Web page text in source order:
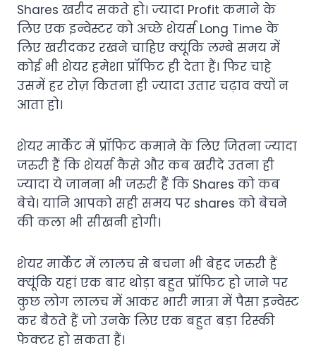
Shares खरीद सकते हो। ज्यादा Profit कमाने के
लिए एक इन्वेस्टर को अच्छे शेयर्स Long Time के
लिए खरीदकर रखने चाहिए क्यूंकि लम्बे समय में
कोई भी शेयर हमेशा प्रॉफिट ही देता हैं। फिर चाहे
उसमें हर रोज़ कितना ही ज्यादा उतार चढ़ाव क्यों न
आता हो।
शेयर मार्केट में प्रॉफिट कमाने के लिए जितना ज्यादा
जरुरी हैं कि शेयर्स कैसे और कब खरीदे उतना ही
ज्यादा ये जानना भी जरुरी हैं कि Shares को कब
बेचे। यानि आपको सही समय पर shares को बेचने
की कला भी सीखनी होगी।
शेयर मार्केट में लालच से बचना भी बेहद जरुरी हैं
क्यूंकि यहां एक बार थोड़ा बहुत प्रॉफिट हो जाने पर
कुछ लोग लालच में आकर भारी मात्रा में पैसा इन्वेस्ट
कर बैठते हैं जो उनके लिए एक बहुत बड़ा रिस्की
फेक्टर हो सकता हैं।